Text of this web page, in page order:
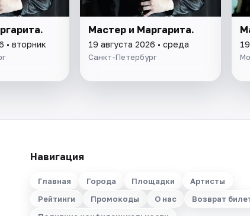
• вторник
Мастер и Маргарита.
19 августа 2026 • среда
Санкт-Петербург
Навигация
Главная Города Площадки
Артисты
Рейтинги
Промокоды О нас
Возврат